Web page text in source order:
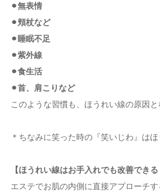
⚫︎無表情
⚫︎頬杖など
⚫︎睡眠不足
⚫︎紫外線
⚫︎食生活
⚫︎首、肩こりなど
このような習慣も、ほうれい線の原因と
＊ちなみに笑った時の『笑いじわ』は
【ほうれい線はお手入れでも改善できる
エステでお肌の内側に直接アプローチ